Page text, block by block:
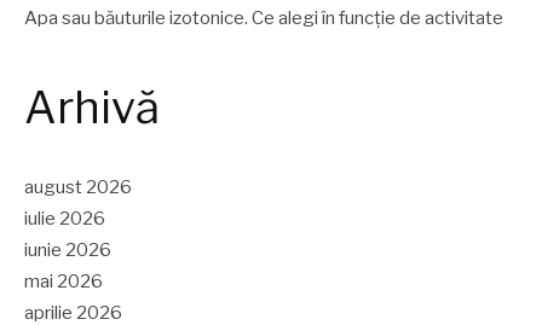
Apa sau băuturile izotonice. Ce alegi în funcție de activitate
Arhivă
august 2026
iulie 2026
iunie 2026
mai 2026
aprilie 2026